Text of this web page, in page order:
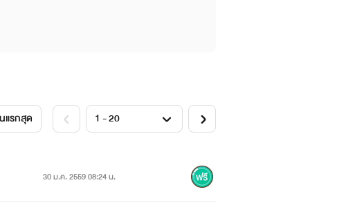
น้องสาวฝาแฝดได้หายตัวไปในวันแต่งงาน
แรกสุด
30 ม.ค. 2559 08:24 น.